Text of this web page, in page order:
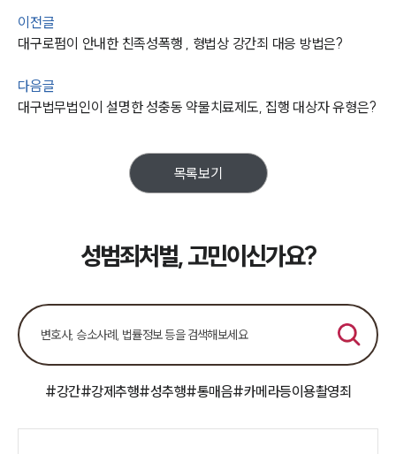
팀소개
대륜의 강점
오시는 길
글로벌 파트너 로펌
고객의 소리
AI대륜
이전글
대구로펌이 안내한 친족성폭행 , 형법상 강간죄 대응 방법은?
다음글
대구법무법인이 설명한 성충동 약물치료제도, 집행 대상자 유형은?
목록보기
성범죄처벌, 고민이신가요?
#강간#강제추행#성추행#통매음#카메라등이용촬영죄